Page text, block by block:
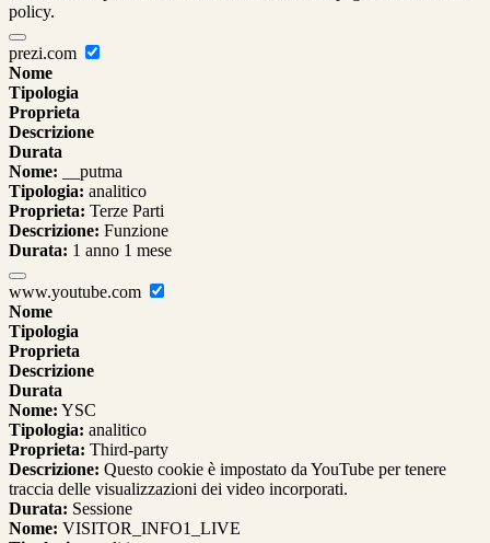
policy.
prezi.com
Nome
Tipologia
Proprieta
Descrizione
Durata
Nome: __putma
Tipologia: analitico
Proprieta: Terze Parti
Descrizione: Funzione
Durata: 1 anno 1 mese
www.youtube.com
Nome
Tipologia
Proprieta
Descrizione
Durata
Nome: YSC
Tipologia: analitico
Proprieta: Third-party
Descrizione: Questo cookie è impostato da YouTube per tenere
traccia delle visualizzazioni dei video incorporati.
Durata: Sessione
Nome: VISITOR_INFO1_LIVE